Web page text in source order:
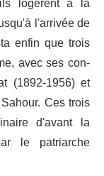
l'arrivée de
enfin que trois
avec ses con­
(1892-1956) et
Ces trois
d'avant la
le pa­triarche